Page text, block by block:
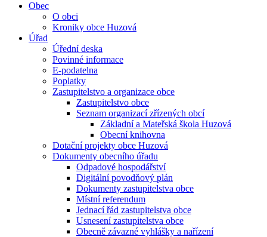
Obec
O obci
Kroniky obce Huzová
Úřad
Úřední deska
Povinné informace
E-podatelna
Poplatky
Zastupitelstvo a organizace obce
Zastupitelstvo obce
Seznam organizací zřízených obcí
Základní a Mateřská škola Huzová
Obecní knihovna
Dotační projekty obce Huzová
Dokumenty obecního úřadu
Odpadové hospodářství
Digitální povodňový plán
Dokumenty zastupitelstva obce
Místní referendum
Jednací řád zastupitelstva obce
Usnesení zastupitelstva obce
Obecně závazné vyhlášky a nařízení